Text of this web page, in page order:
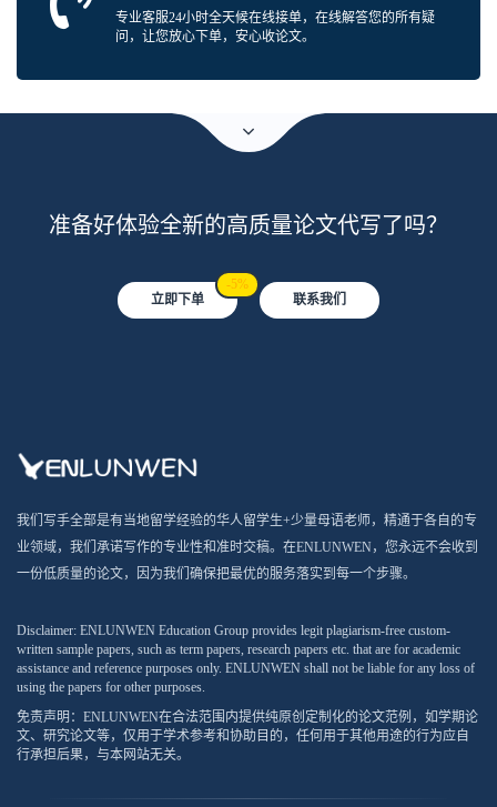
专业客服24小时全天候在线接单，在线解答您的所有疑
问，让您放心下单，安心收论文。
准备好体验全新的高质量论文代写了吗？
立即下单
-5%
联系我们
我们写手全部是有当地留学经验的华人留学生+少量母语老师，精通于各自的专
业领域，我们承诺写作的专业性和准时交稿。在ENLUNWEN，您永远不会收到
一份低质量的论文，因为我们确保把最优的服务落实到每一个步骤。
Disclaimer: ENLUNWEN Education Group provides legit plagiarism-free custom-
written sample papers, such as term papers, research papers etc. that are for academic
assistance and reference purposes only. ENLUNWEN shall not be liable for any loss of
using the papers for other purposes.
免责声明：ENLUNWEN在合法范围内提供纯原创定制化的论文范例，如学期论
文、研究论文等，仅用于学术参考和协助目的，任何用于其他用途的行为应自
行承担后果，与本网站无关。